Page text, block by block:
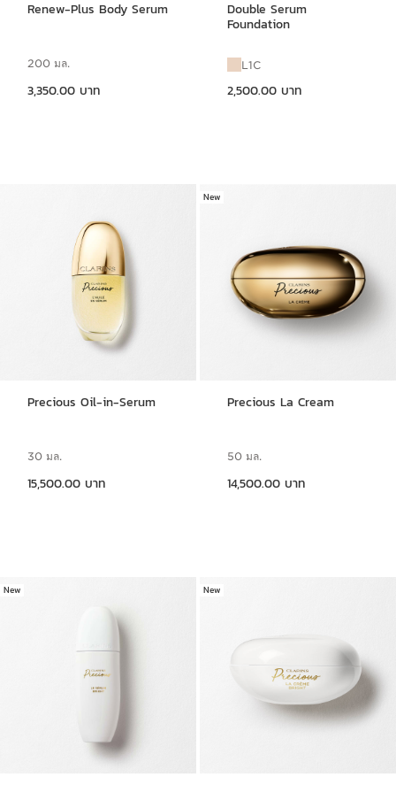
Renew-Plus Body Serum
200 มล.
3,350.00 บาท
Double Serum
Foundation
L1C
2,500.00 บาท
Precious Oil-in-Serum
30 มล.
15,500.00 บาท
New
Precious La Cream
50 มล.
14,500.00 บาท
New New